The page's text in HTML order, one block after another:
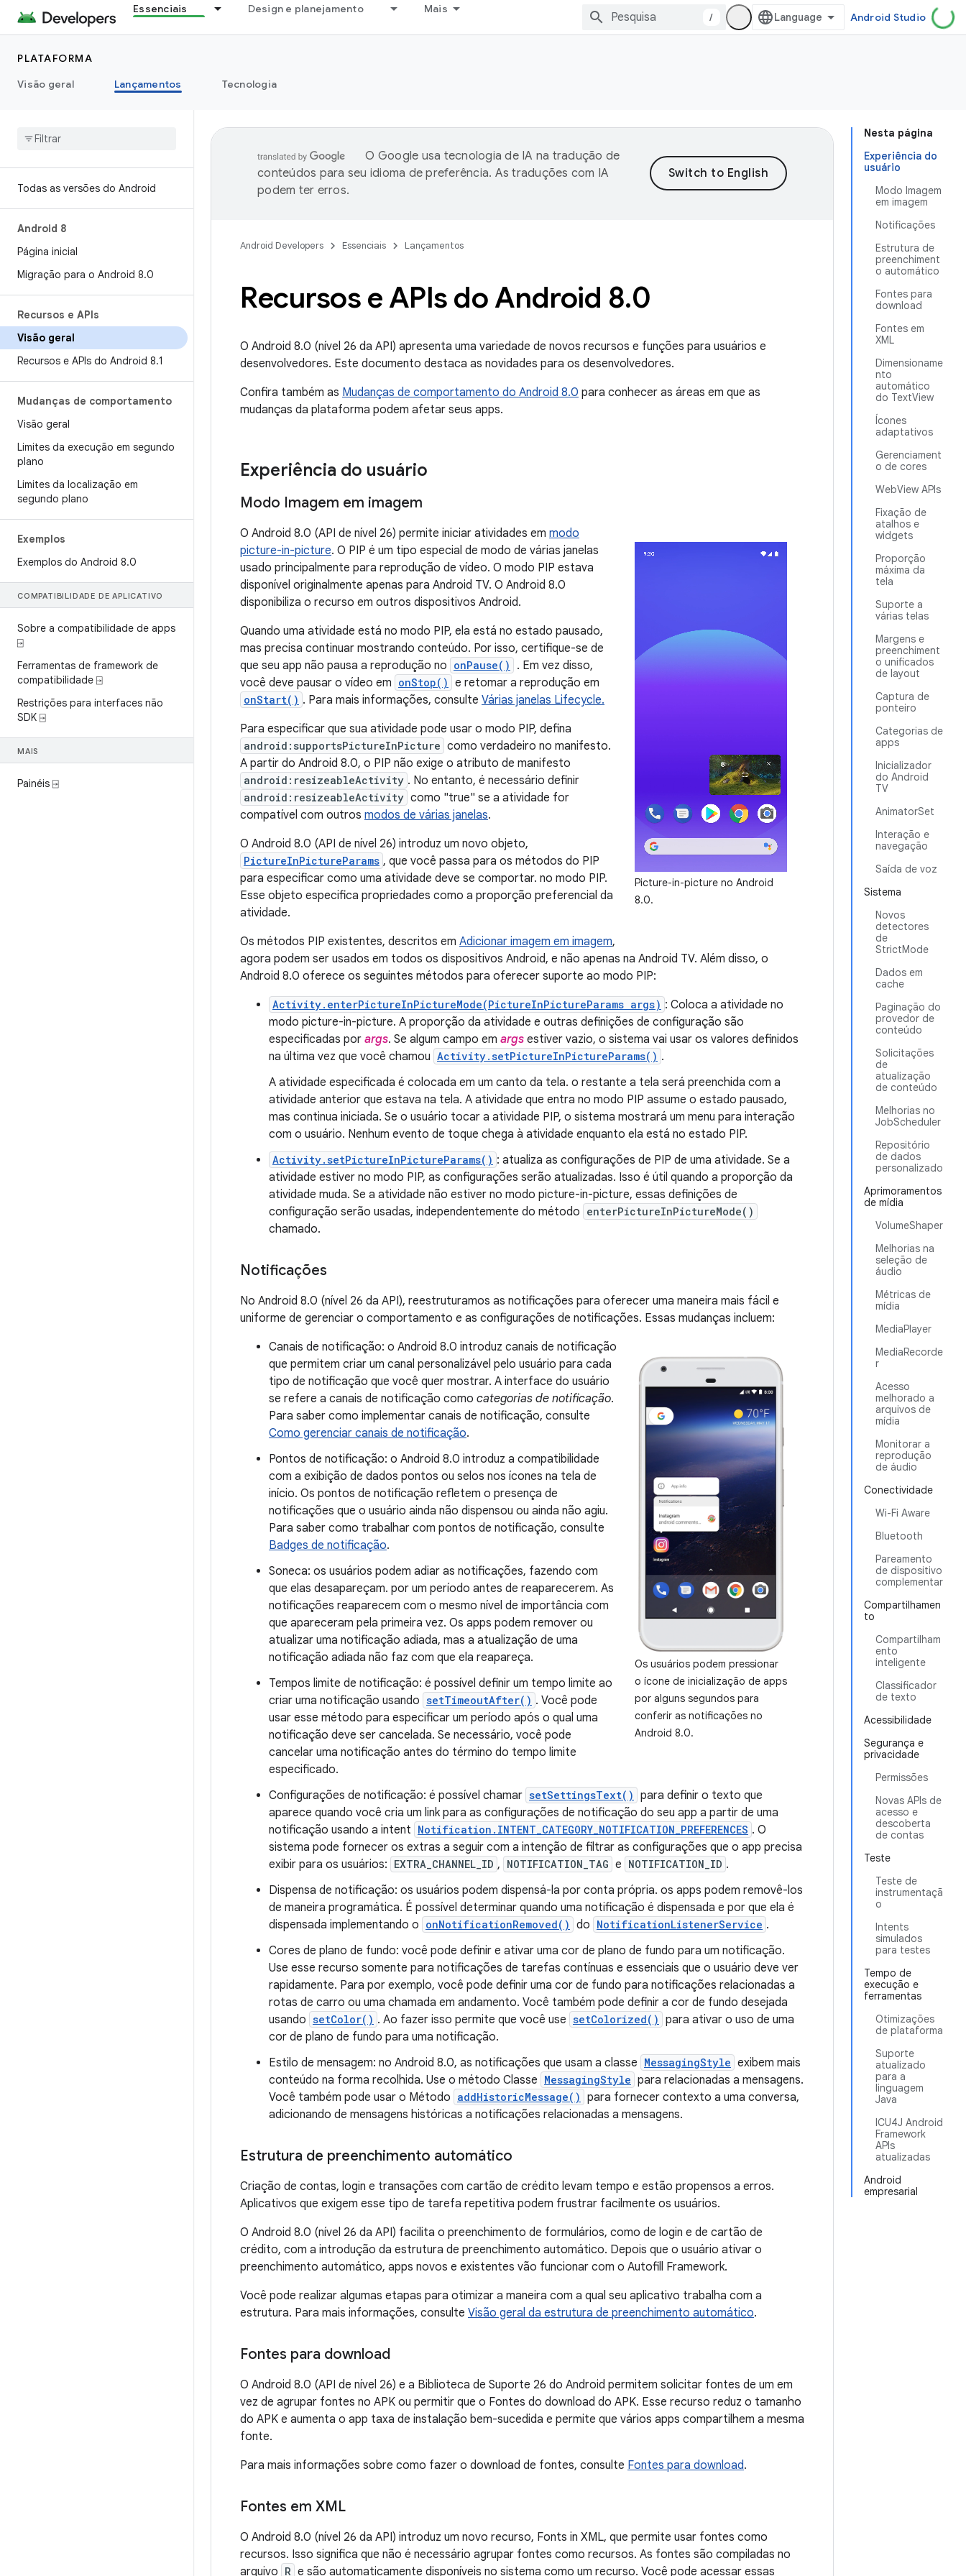
Essenciais Design e planejamento Mais
/ Android Studio
PLATAFORMA
Visão geral
Lançamentos Tecnologia
Todas as versões do Android
Android 8
Página inicial
Migração para o Android 8.0
Recursos e APIs
Visão geral
Recursos e APIs do Android 8.1
Mudanças de comportamento
Visão geral
Limites da execução em segundo
plano
Limites da localização em
segundo plano
Exemplos
Exemplos do Android 8.0
COMPATIBILIDADE DE APLICATIVO
Sobre a compatibilidade de apps
⍈
Ferramentas de framework de
compatibilidade ⍈
Restrições para interfaces não
SDK ⍈
MAIS
Painéis ⍈
Nesta página
Experiência do
usuário
Modo Imagem
em imagem
Notificações
Estrutura de
preenchiment
o automático
Fontes para
download
Fontes em
XML
Dimensioname
nto
automático
do TextView
Ícones
adaptativos
Gerenciament
o de cores
WebView APIs
Fixação de
atalhos e
widgets
Proporção
máxima da
tela
Suporte a
várias telas
Margens e
preenchiment
o unificados
de layout
Captura de
ponteiro
Categorias de
apps
Inicializador
do Android
TV
AnimatorSet
Interação e
navegação
Saída de voz
Sistema
Novos
detectores
de
StrictMode
Dados em
cache
Paginação do
provedor de
conteúdo
Solicitações
de
atualização
de conteúdo
Melhorias no
JobScheduler
Repositório
de dados
personalizado
Aprimoramentos
de mídia
VolumeShaper
Melhorias na
seleção de
áudio
Métricas de
mídia
MediaPlayer
MediaRecorde
r
Acesso
melhorado a
arquivos de
mídia
Monitorar a
reprodução
de áudio
Conectividade
Wi-Fi Aware
Bluetooth
Pareamento
de dispositivo
complementar
Compartilhamen
to
Compartilham
ento
inteligente
Classificador
de texto
Acessibilidade
Segurança e
privacidade
Permissões
Novas APIs de
acesso e
descoberta
de contas
Teste
Teste de
instrumentaçã
o
Intents
simulados
para testes
Tempo de
execução e
ferramentas
Otimizações
de plataforma
Suporte
atualizado
para a
linguagem
Java
ICU4J Android
Framework
APIs
atualizadas
Android
empresarial
O Google usa tecnologia de IA na tradução de
conteúdos para seu idioma de preferência. As traduções com IA
podem ter erros.
Android Developers Essenciais Lançamentos
Recursos e APIs do Android 8.0
O Android 8.0 (nível 26 da API) apresenta uma variedade de novos recursos e funções para usuários e
desenvolvedores. Este documento destaca as novidades para os desenvolvedores.
Confira também as Mudanças de comportamento do Android 8.0 para conhecer as áreas em que as
mudanças da plataforma podem afetar seus apps.
Experiência do usuário
Modo Imagem em imagem
Picture-in-picture no Android
8.0.
O Android 8.0 (API de nível 26) permite iniciar atividades em modo
picture-in-picture. O PIP é um tipo especial de modo de várias janelas
usado principalmente para reprodução de vídeo. O modo PIP estava
disponível originalmente apenas para Android TV. O Android 8.0
disponibiliza o recurso em outros dispositivos Android.
Quando uma atividade está no modo PIP, ela está no estado pausado,
mas precisa continuar mostrando conteúdo. Por isso, certifique-se de
que seu app não pausa a reprodução no onPause()
. Em vez disso,
você deve pausar o vídeo em onStop() e retomar a reprodução em
onStart() . Para mais informações, consulte Várias janelas Lifecycle.
Para especificar que sua atividade pode usar o modo PIP, defina
android:supportsPictureInPicture como verdadeiro no manifesto.
A partir do Android 8.0, o PIP não exige o atributo de manifesto
android:resizeableActivity . No entanto, é necessário definir
android:resizeableActivity como "true" se a atividade for
compatível com outros modos de várias janelas.
O Android 8.0 (API de nível 26) introduz um novo objeto,
PictureInPictureParams , que você passa para os métodos do PIP
para especificar como uma atividade deve se comportar. no modo PIP.
Esse objeto especifica propriedades como a proporção preferencial da
atividade.
Os métodos PIP existentes, descritos em Adicionar imagem em imagem,
agora podem ser usados em todos os dispositivos Android, e não apenas na Android TV. Além disso, o
Android 8.0 oferece os seguintes métodos para oferecer suporte ao modo PIP:
Activity.enterPictureInPictureMode(PictureInPictureParams args) : Coloca a atividade no
modo picture-in-picture. A proporção da atividade e outras definições de configuração são
especificadas por args. Se algum campo em args estiver vazio, o sistema vai usar os valores definidos
na última vez que você chamou Activity.setPictureInPictureParams() .
A atividade especificada é colocada em um canto da tela. o restante a tela será preenchida com a
atividade anterior que estava na tela. A atividade que entra no modo PIP assume o estado pausado,
mas continua iniciada. Se o usuário tocar a atividade PIP, o sistema mostrará um menu para interação
com o usuário. Nenhum evento de toque chega à atividade enquanto ela está no estado PIP.
Activity.setPictureInPictureParams() : atualiza as configurações de PIP de uma atividade. Se a
atividade estiver no modo PIP, as configurações serão atualizadas. Isso é útil quando a proporção da
atividade muda. Se a atividade não estiver no modo picture-in-picture, essas definições de
configuração serão usadas, independentemente do método enterPictureInPictureMode()
chamado.
Notificações
No Android 8.0 (nível 26 da API), reestruturamos as notificações para oferecer uma maneira mais fácil e
uniforme de gerenciar o comportamento e as configurações de notificações. Essas mudanças incluem:
Os usuários podem pressionar
o ícone de inicialização de apps
por alguns segundos para
conferir as notificações no
Android 8.0.
Canais de notificação: o Android 8.0 introduz canais de notificação
que permitem criar um canal personalizável pelo usuário para cada
tipo de notificação que você quer mostrar. A interface do usuário
se refere a canais de notificação como categorias de notificação.
Para saber como implementar canais de notificação, consulte
Como gerenciar canais de notificação.
Pontos de notificação: o Android 8.0 introduz a compatibilidade
com a exibição de dados pontos ou selos nos ícones na tela de
início. Os pontos de notificação refletem o presença de
notificações que o usuário ainda não dispensou ou ainda não agiu.
Para saber como trabalhar com pontos de notificação, consulte
Badges de notificação.
Soneca: os usuários podem adiar as notificações, fazendo com
que elas desapareçam. por um período antes de reaparecerem. As
notificações reaparecem com o mesmo nível de importância com
que apareceram pela primeira vez. Os apps podem remover ou
atualizar uma notificação adiada, mas a atualização de uma
notificação adiada não faz com que ela reapareça.
Tempos limite de notificação: é possível definir um tempo limite ao
criar uma notificação usando setTimeoutAfter() . Você pode
usar esse método para especificar um período após o qual uma
notificação deve ser cancelada. Se necessário, você pode
cancelar uma notificação antes do término do tempo limite
especificado.
Configurações de notificação: é possível chamar setSettingsText() para definir o texto que
aparece quando você cria um link para as configurações de notificação do seu app a partir de uma
notificação usando a intent Notification.INTENT_CATEGORY_NOTIFICATION_PREFERENCES . O
sistema pode fornecer os extras a seguir com a intenção de filtrar as configurações que o app precisa
exibir para os usuários: EXTRA_CHANNEL_ID , NOTIFICATION_TAG e NOTIFICATION_ID .
Dispensa de notificação: os usuários podem dispensá-la por conta própria. os apps podem removê-los
de maneira programática. É possível determinar quando uma notificação é dispensada e por que ela é
dispensada implementando o onNotificationRemoved() do NotificationListenerService .
Cores de plano de fundo: você pode definir e ativar uma cor de plano de fundo para um notificação.
Use esse recurso somente para notificações de tarefas contínuas e essenciais que o usuário deve ver
rapidamente. Para por exemplo, você pode definir uma cor de fundo para notificações relacionadas a
rotas de carro ou uma chamada em andamento. Você também pode definir a cor de fundo desejada
usando setColor() . Ao fazer isso permite que você use setColorized() para ativar o uso de uma
cor de plano de fundo para uma notificação.
Estilo de mensagem: no Android 8.0, as notificações que usam a classe MessagingStyle exibem mais
conteúdo na forma recolhida. Use o método Classe MessagingStyle para relacionadas a mensagens.
Você também pode usar o Método addHistoricMessage() para fornecer contexto a uma conversa,
adicionando de mensagens históricas a notificações relacionadas a mensagens.
Estrutura de preenchimento automático
Criação de contas, login e transações com cartão de crédito levam tempo e estão propensos a erros.
Aplicativos que exigem esse tipo de tarefa repetitiva podem frustrar facilmente os usuários.
O Android 8.0 (nível 26 da API) facilita o preenchimento de formulários, como de login e de cartão de
crédito, com a introdução da estrutura de preenchimento automático. Depois que o usuário ativar o
preenchimento automático, apps novos e existentes vão funcionar com o Autofill Framework.
Você pode realizar algumas etapas para otimizar a maneira com a qual seu aplicativo trabalha com a
estrutura. Para mais informações, consulte Visão geral da estrutura de preenchimento automático.
Fontes para download
O Android 8.0 (API de nível 26) e a Biblioteca de Suporte 26 do Android permitem solicitar fontes de um em
vez de agrupar fontes no APK ou permitir que o Fontes do download do APK. Esse recurso reduz o tamanho
do APK e aumenta o app taxa de instalação bem-sucedida e permite que vários apps compartilhem a mesma
fonte.
Para mais informações sobre como fazer o download de fontes, consulte Fontes para download.
Fontes em XML
O Android 8.0 (nível 26 da API) introduz um novo recurso, Fonts in XML, que permite usar fontes como
recursos. Isso significa que não é necessário agrupar fontes como recursos. As fontes são compiladas no
arquivo R e são automaticamente disponíveis no sistema como um recurso. Você pode acessar essas